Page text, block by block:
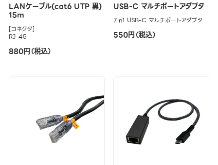
LANケーブル(cat6 UTP 黒)
15m
[コネクタ]
RJ-45
880円（税込）
USB-C マルチポートアダプタ
7in1 USB-C マルチポートアダプタ
550円（税込）